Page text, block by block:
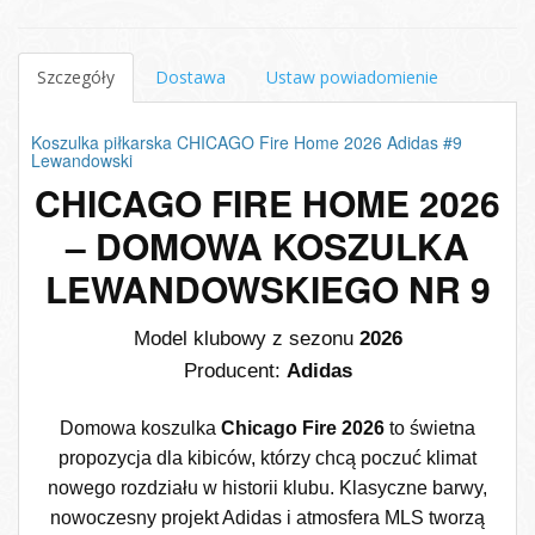
Szczegóły Dostawa Ustaw powiadomienie
Koszulka piłkarska CHICAGO Fire Home 2026 Adidas #9
Lewandowski
CHICAGO FIRE HOME 2026
– DOMOWA KOSZULKA
LEWANDOWSKIEGO NR 9
Model klubowy z sezonu 2026
Producent: Adidas
Domowa koszulka Chicago Fire 2026 to świetna
propozycja dla kibiców, którzy chcą poczuć klimat
nowego rozdziału w historii klubu. Klasyczne barwy,
nowoczesny projekt Adidas i atmosfera MLS tworzą